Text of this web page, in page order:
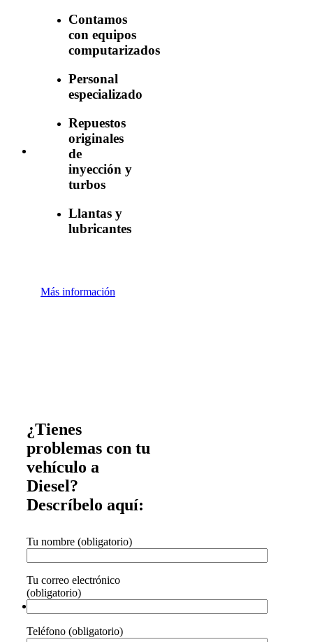
Contamos
con equipos
computarizados
Personal
especializado
Repuestos
originales
de
inyección y
turbos
Llantas y
lubricantes
Más información
¿Tienes
problemas con tu
vehículo a
Diesel?
Descríbelo aquí:
Tu nombre (obligatorio)
Tu correo electrónico
(obligatorio)
Teléfono (obligatorio)